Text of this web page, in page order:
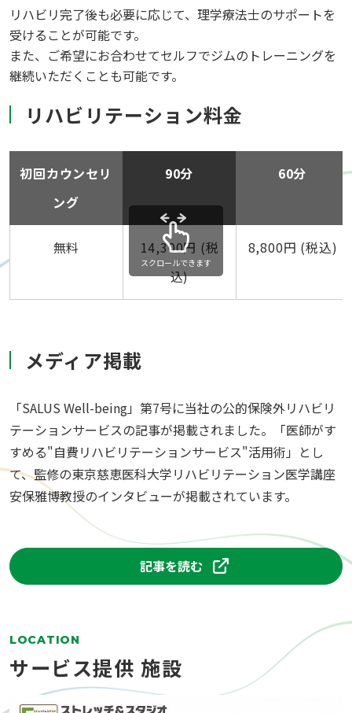
リハビリ完了後も必要に応じて、理学療法士のサポートを
受けることが可能です。
また、ご希望にお合わせてセルフでジムのトレーニングを
継続いただくことも可能です。
リハビリテーション料金
初回カウンセリ
ング
90分 60分
無料
14,300円 (税
込)
8,800円 (税込)
スクロールできます
メディア掲載
「SALUS Well-being」第7号に当社の公的保険外リハビリ
テーションサービスの記事が掲載されました。「医師がす
すめる"自費リハビリテーションサービス"活用術」とし
て、監修の東京慈恵医科大学リハビリテーション医学講座
安保雅博教授のインタビューが掲載されています。
記事を読む
LOCATION
サービス提供 施設